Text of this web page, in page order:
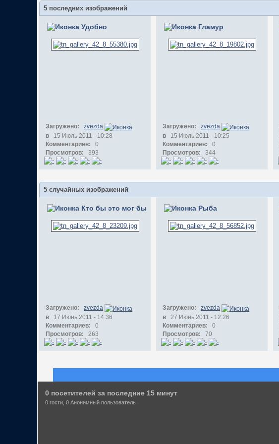
5 последних изображений
Удобно
Загружено:
zvezda
в
15 Июль 2011 - 10:28
Комментариев:
0
Просмотров:
393
Гламур
Загружено:
zvezda
в
15 Июль 2011 - 10:25
Комментариев:
0
Просмотров:
344
5 случайных изображений
Кто бы это мог быть?
Загружено:
zvezda
в
17 Июнь 2011 - 14:36
Комментариев:
0
Просмотров:
263
Рыба
Загружено:
zvezda
в
27 Июнь 2011 - 12:26
Комментариев:
0
Просмотров:
70
0 посетителей за последние 15 минут
0 гости, 0 Анонимный пользователь